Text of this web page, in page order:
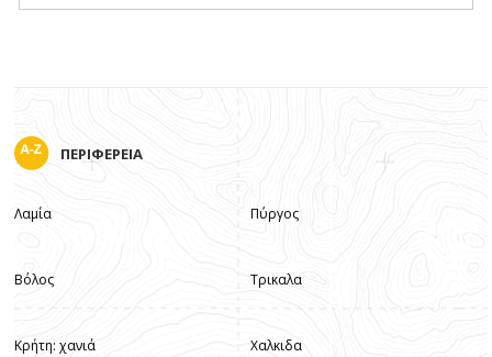
ΠΕΡΙΦΕΡΕΙΑ
Λαμία
Βόλος
Κρήτη: χανιά
Πύργος
Τρικαλα
Χαλκιδα